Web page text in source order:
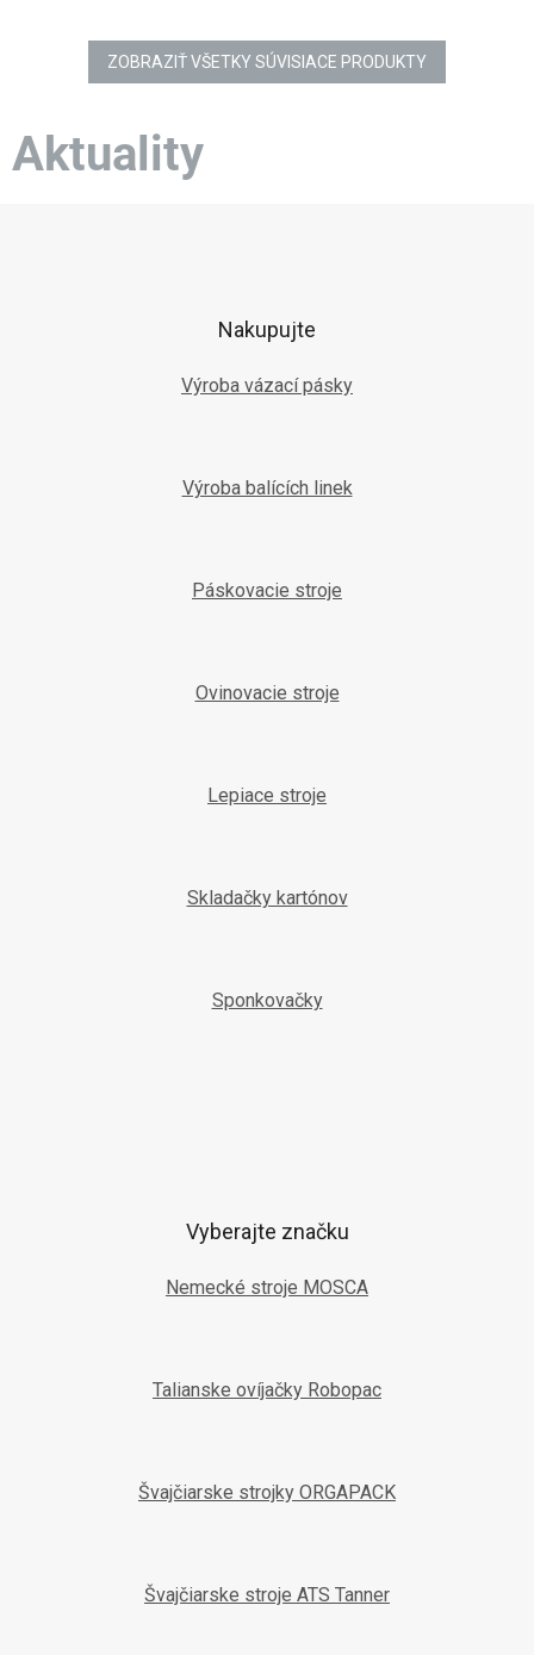
ZOBRAZIŤ VŠETKY SÚVISIACE PRODUKTY
Aktuality
Nakupujte
Výroba vázací pásky
Výroba balících linek
Páskovacie stroje
Ovinovacie stroje
Lepiace stroje
Skladačky kartónov
Sponkovačky
Vyberajte značku
Nemecké stroje MOSCA
Talianske ovíjačky Robopac
Švajčiarske strojky ORGAPACK
Švajčiarske stroje ATS Tanner